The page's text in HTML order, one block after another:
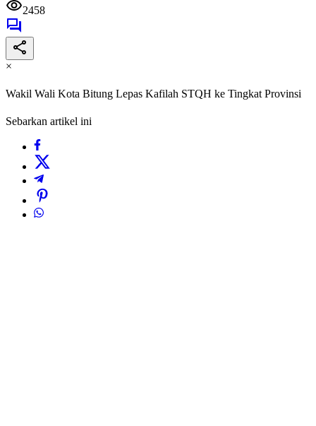
2458
×
Wakil Wali Kota Bitung Lepas Kafilah STQH ke Tingkat Provinsi
Sebarkan artikel ini